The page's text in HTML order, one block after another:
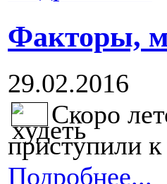
Факторы,
29.02.2016
Скоро
приступили
Подробнее...